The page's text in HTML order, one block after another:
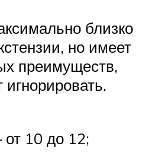
близко
но имеет
преимуществ,
игнорировать.
от 10 до 12;